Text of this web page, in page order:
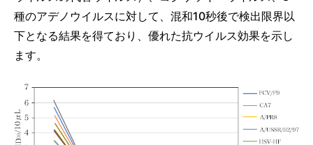
種のアデノウイルスに対して、混和10秒後で検出限界以
下となる結果を得ており、優れた抗ウイルス効果を示し
ます。